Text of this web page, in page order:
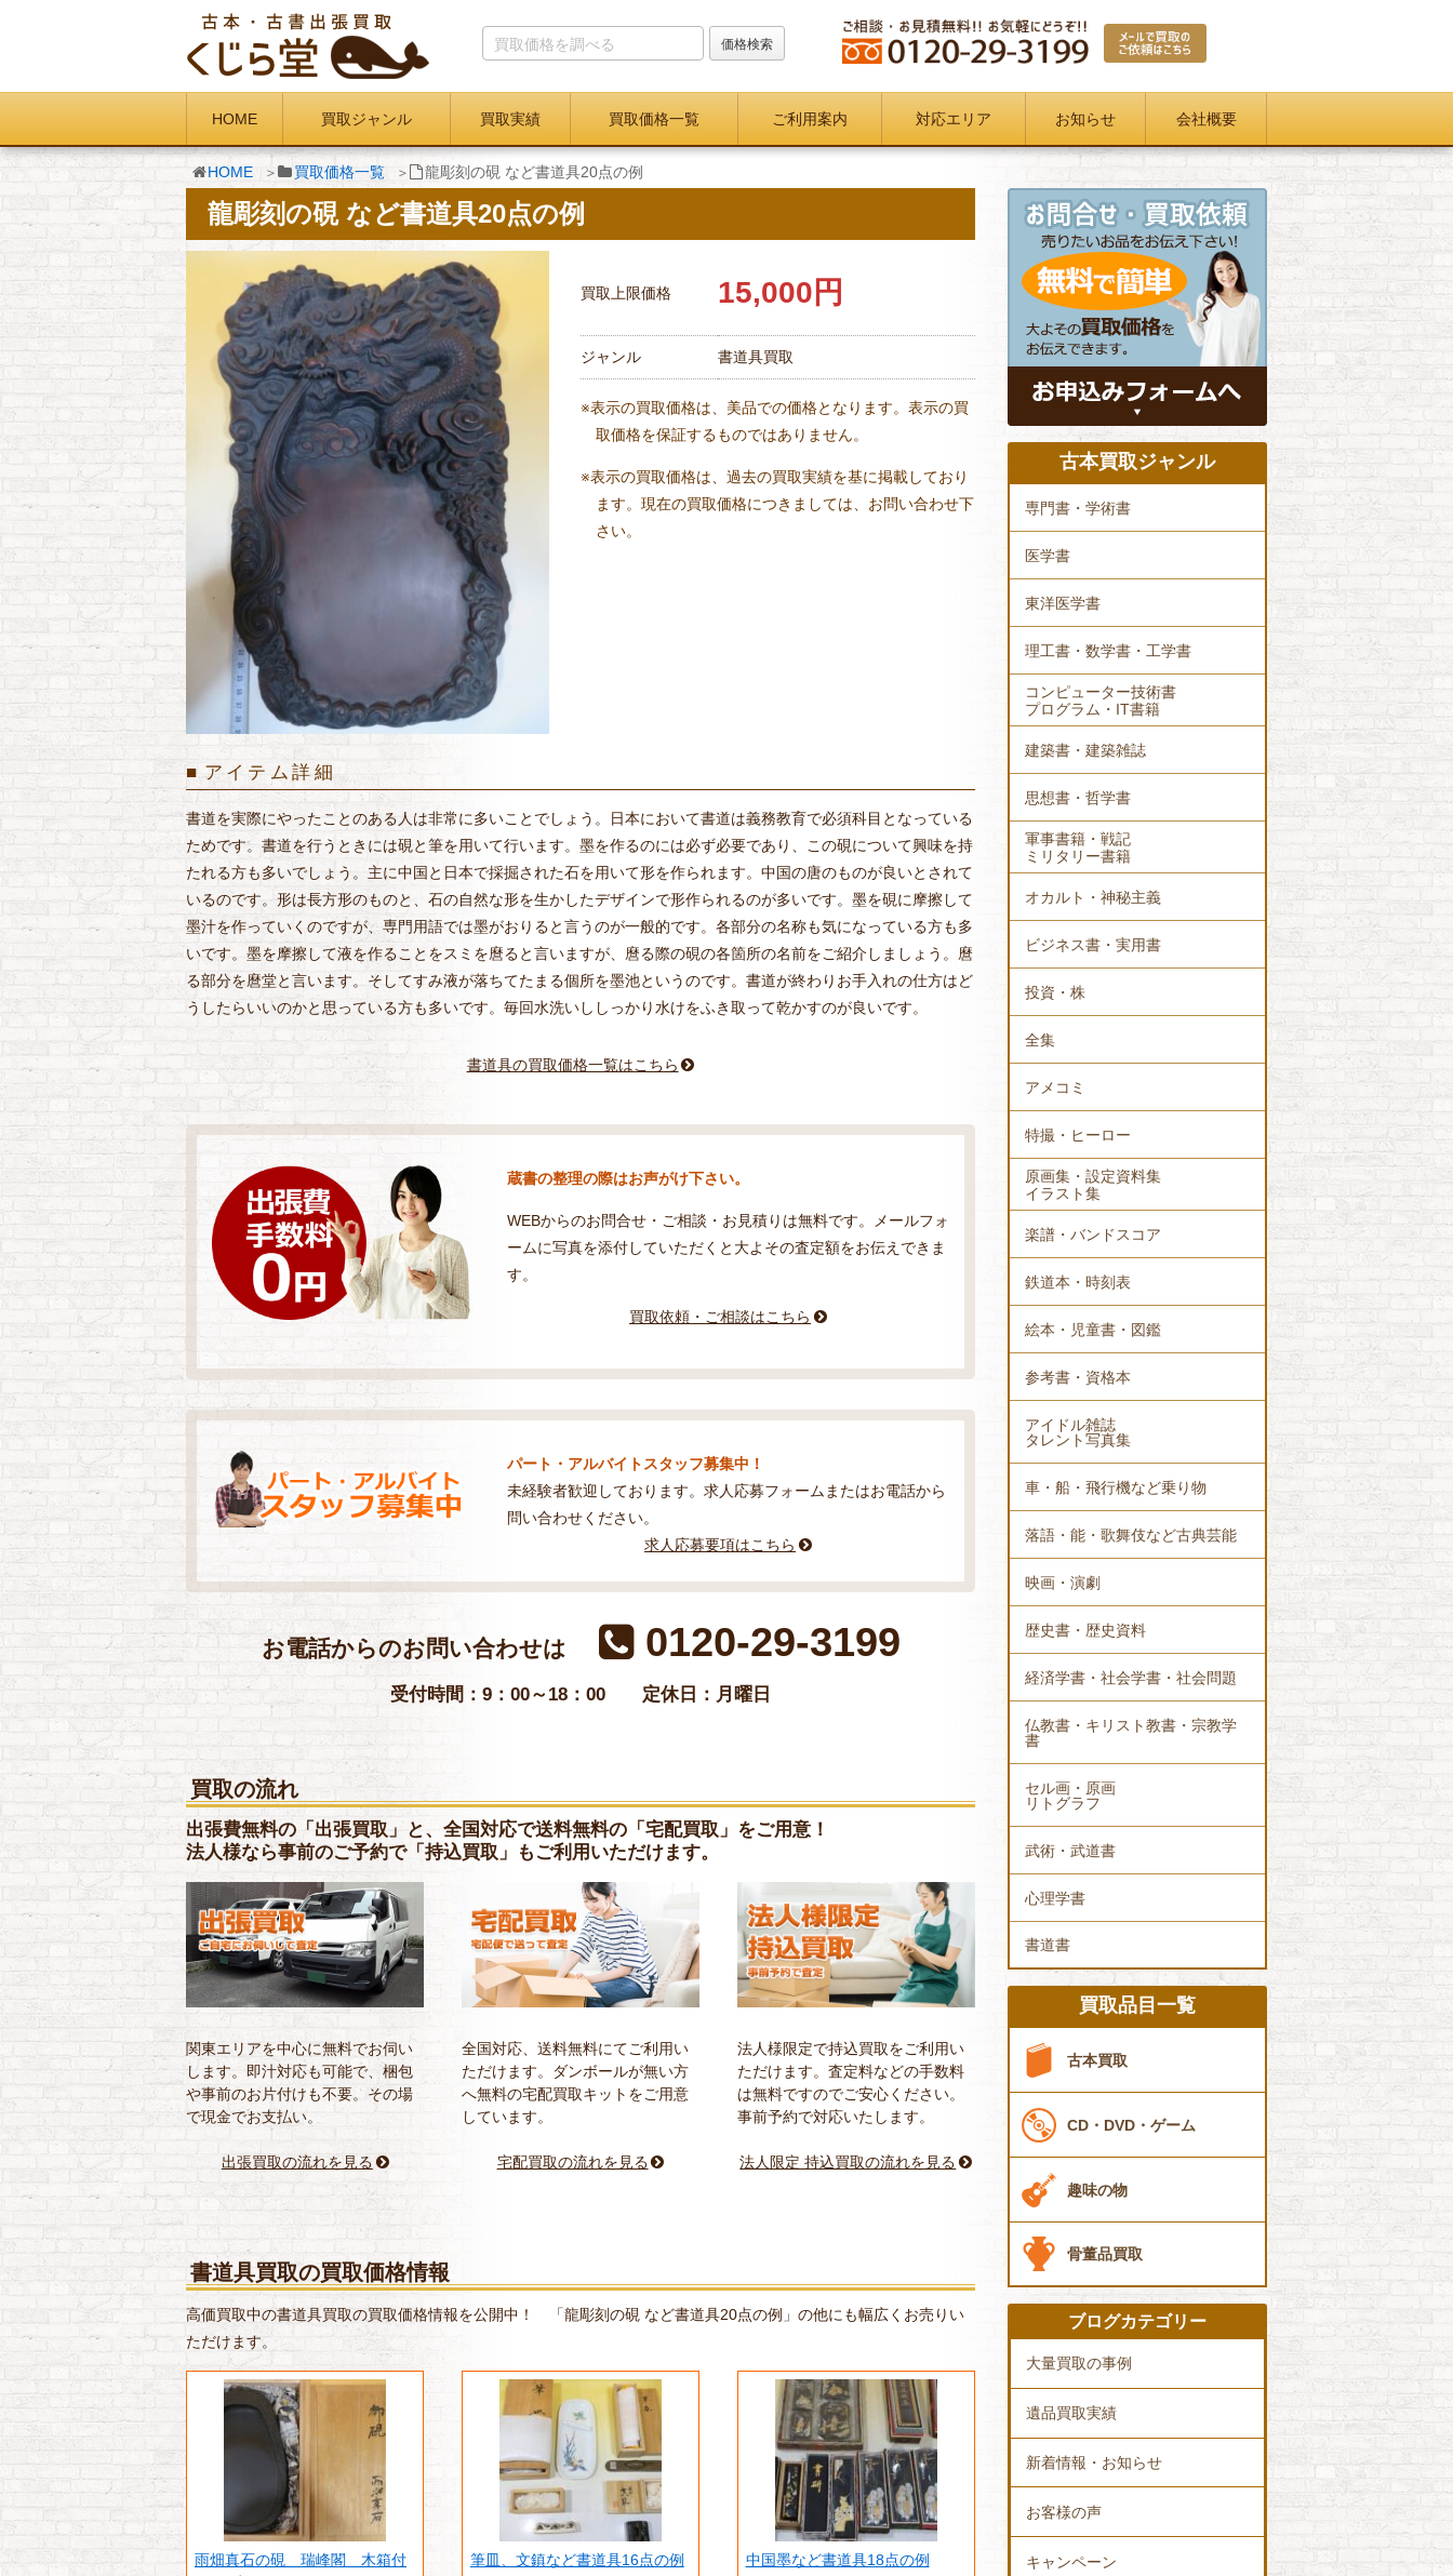
HOME 買取ジャンル 買取実績 買取価格一覧 ご利用案内 対応エリア お知らせ 会社概要
HOME 買取価格一覧 龍彫刻の硯 など書道具20点の例
龍彫刻の硯 など書道具20点の例
買取上限価格 15,000円
ジャンル 書道具買取
※表示の買取価格は、美品での価格となります。表示の買
取価格を保証するものではありません。
※表示の買取価格は、過去の買取実績を基に掲載しており
ます。現在の買取価格につきましては、お問い合わせ下
さい。
アイテム詳細
書道を実際にやったことのある人は非常に多いことでしょう。日本において書道は義務教育で必須科目となっている
ためです。書道を行うときには硯と筆を用いて行います。墨を作るのには必ず必要であり、この硯について興味を持
たれる方も多いでしょう。主に中国と日本で採掘された石を用いて形を作られます。中国の唐のものが良いとされて
いるのです。形は長方形のものと、石の自然な形を生かしたデザインで形作られるのが多いです。墨を硯に摩擦して
墨汁を作っていくのですが、専門用語では墨がおりると言うのが一般的です。各部分の名称も気になっている方も多
いです。墨を摩擦して液を作ることをスミを麿ると言いますが、麿る際の硯の各箇所の名前をご紹介しましょう。麿
る部分を麿堂と言います。そしてすみ液が落ちてたまる個所を墨池というのです。書道が終わりお手入れの仕方はど
うしたらいいのかと思っている方も多いです。毎回水洗いししっかり水けをふき取って乾かすのが良いです。
書道具の買取価格一覧はこちら
蔵書の整理の際はお声がけ下さい。
WEBからのお問合せ・ご相談・お見積りは無料です。メールフォ
ームに写真を添付していただくと大よその査定額をお伝えできま
す。
買取依頼・ご相談はこちら
パート・アルバイトスタッフ募集中！
未経験者歓迎しております。求人応募フォームまたはお電話から
問い合わせください。
求人応募要項はこちら
お電話からのお問い合わせは 0120-29-3199
受付時間：9：00～18：00 定休日：月曜日
買取の流れ
出張費無料の「出張買取」と、全国対応で送料無料の「宅配買取」をご用意！
法人様なら事前のご予約で「持込買取」もご利用いただけます。
関東エリアを中心に無料でお伺い
します。即汁対応も可能で、梱包
や事前のお片付けも不要。その場
で現金でお支払い。
出張買取の流れを見る
全国対応、送料無料にてご利用い
ただけます。ダンボールが無い方
へ無料の宅配買取キットをご用意
しています。
宅配買取の流れを見る
法人様限定で持込買取をご利用い
ただけます。査定料などの手数料
は無料ですのでご安心ください。
事前予約で対応いたします。
法人限定 持込買取の流れを見る
書道具買取の買取価格情報
高価買取中の書道具買取の買取価格情報を公開中！ 「龍彫刻の硯 など書道具20点の例」の他にも幅広くお売りい
ただけます。
雨畑真石の硯 瑞峰閣 木箱付
筆皿、文鎮など書道具16点の例 中国墨など書道具18点の例
古本買取ジャンル
専門書・学術書
医学書
東洋医学書
理工書・数学書・工学書
コンピューター技術書
プログラム・IT書籍
建築書・建築雑誌
思想書・哲学書
軍事書籍・戦記
ミリタリー書籍
オカルト・神秘主義
ビジネス書・実用書
投資・株
全集
アメコミ
特撮・ヒーロー
原画集・設定資料集
イラスト集
楽譜・バンドスコア
鉄道本・時刻表
絵本・児童書・図鑑
参考書・資格本
アイドル雑誌
タレント写真集
車・船・飛行機など乗り物
落語・能・歌舞伎など古典芸能
映画・演劇
歴史書・歴史資料
経済学書・社会学書・社会問題
仏教書・キリスト教書・宗教学
書
セル画・原画
リトグラフ
武術・武道書
心理学書
書道書
買取品目一覧
古本買取
CD・DVD・ゲーム
趣味の物
骨董品買取
ブログカテゴリー
大量買取の事例
遺品買取実績
新着情報・お知らせ
お客様の声
キャンペーン